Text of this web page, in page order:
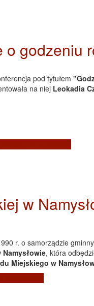
o godzeniu
pod tytułem
na niej Leokadia
w
r. o samorządzie
, która
Miejskiego w